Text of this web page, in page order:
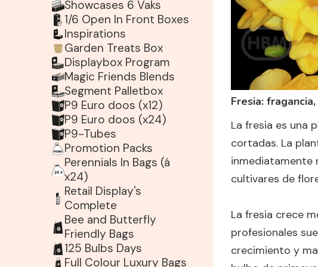
Showcases 6 Vaks
1/6 Open In Front Boxes
Inspirations
Garden Treats Box
Displaybox Program
Magic Friends Blends
Segment Palletbox
P9 Euro doos (x12)
P9 Euro doos (x24)
P9-Tubes
Promotion Packs
Perennials In Bags (á
x24)
Retail Display's
Complete
Bee and Butterfly
Friendly Bags
125 Bulbs Days
Full Colour Luxury Bags
Fresia:
La fresia es una
cortadas. La
inmediatamente
cultivares de
La fresia crece
profesionales
crecimiento y